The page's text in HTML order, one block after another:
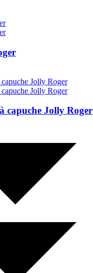
capuche Jolly Roger